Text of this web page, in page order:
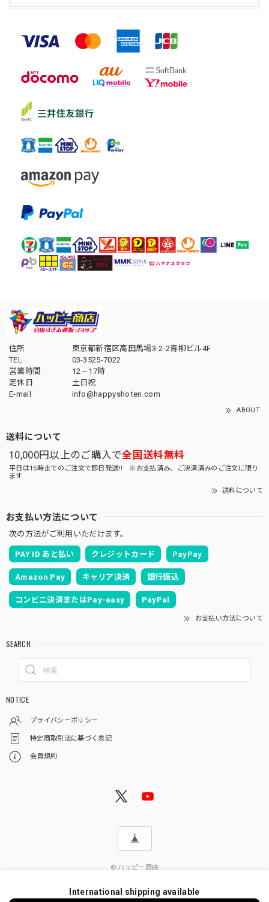
住所
東京都新宿区高田馬場3-2-2青柳ビル4F
TEL
03-3525-7022
営業時間
12－17時
定休日
土日祝
E-mail
info@happyshoten.com
ABOUT
送料について
10,000円以上のご購入で全国送料無料
平日は15時までのご注文で即日発送!! ※お支払済み、ご決済済みのご注文に限り
ます
送料について
お支払い方法について
次の方法がご利用いただけます。
PAY ID あと払い クレジットカード PayPay
Amazon Pay キャリア決済 銀行振込
コンビニ決済またはPay-easy PayPal
お支払い方法について
SEARCH
NOTICE
プライバシーポリシー
特定商取引法に基づく表記
会員規約
© ハッピー商店
International shipping available